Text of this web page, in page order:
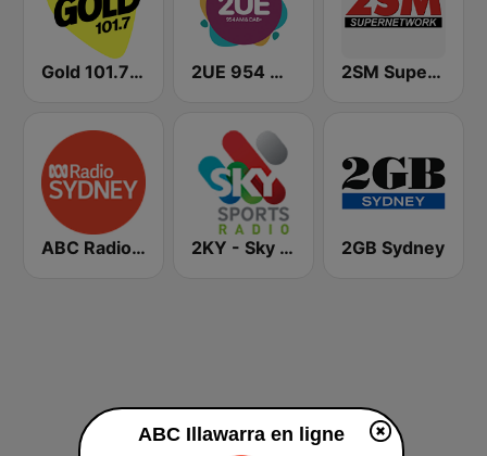
Gold 101.7 FM 2UE 954 AM 2SM Super Radio
ABC Radio Sydney 2KY - Sky Sports Radio 2GB Sydney
ABC Illawarra en ligne